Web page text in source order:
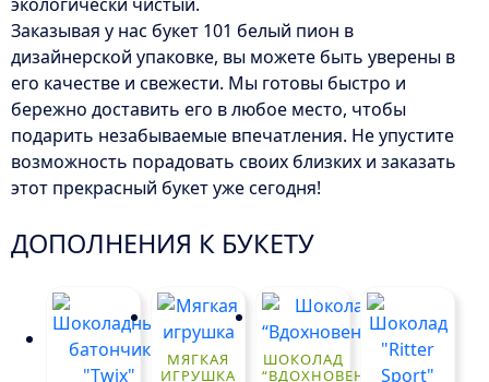
Заказывая у нас букет 101 белый пион в
дизайнерской упаковке, вы можете быть уверены в
его качестве и свежести. Мы готовы быстро и
бережно доставить его в любое место, чтобы
подарить незабываемые впечатления. Не упустите
возможность порадовать своих близких и заказать
этот прекрасный букет уже сегодня!
ДОПОЛНЕНИЯ К БУКЕТУ
МЯГКАЯ
ИГРУШКА
ШОКОЛАД
“ВДОХНОВЕНИЕ”